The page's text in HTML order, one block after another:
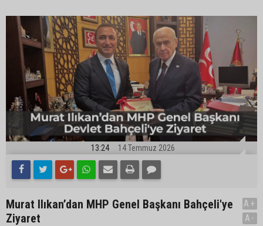
13:24 14 Temmuz 2026
Murat Ilıkan’dan MHP Genel Başkanı Bahçeli'ye
Ziyaret
A+
A-